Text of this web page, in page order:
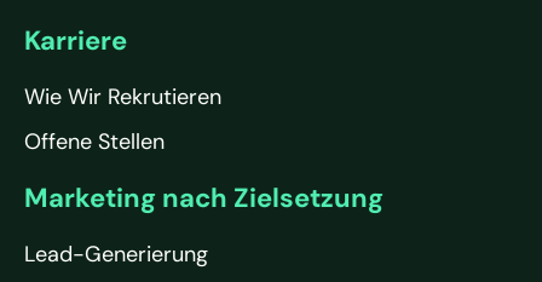
Karriere
Wie Wir Rekrutieren
Offene Stellen
Marketing nach Zielsetzung
Lead-Generierung